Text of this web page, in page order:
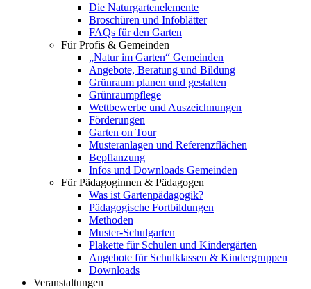
Die Naturgartenelemente
Broschüren und Infoblätter
FAQs für den Garten
Für Profis & Gemeinden
„Natur im Garten“ Gemeinden
Angebote, Beratung und Bildung
Grünraum planen und gestalten
Grünraumpflege
Wettbewerbe und Auszeichnungen
Förderungen
Garten on Tour
Musteranlagen und Referenzflächen
Bepflanzung
Infos und Downloads Gemeinden
Für Pädagoginnen & Pädagogen
Was ist Gartenpädagogik?
Pädagogische Fortbildungen
Methoden
Muster-Schulgarten
Plakette für Schulen und Kindergärten
Angebote für Schulklassen & Kindergruppen
Downloads
Veranstaltungen